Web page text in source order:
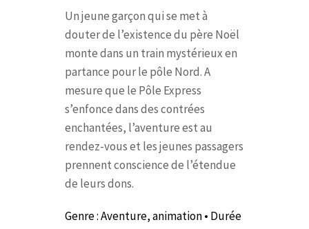
Un jeune garçon qui se met à
douter de l’existence du père Noël
monte dans un train mystérieux en
partance pour le pôle Nord. A
mesure que le Pôle Express
s’enfonce dans des contrées
enchantées, l’aventure est au
rendez-vous et les jeunes passagers
prennent conscience de l’étendue
de leurs dons.
Genre : Aventure, animation • Durée